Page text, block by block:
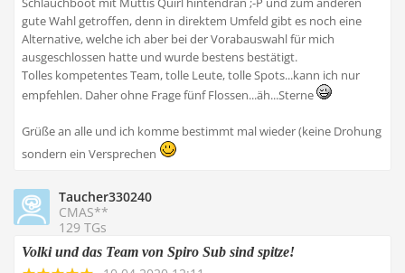
gute Wahl getroffen, denn in direktem Umfeld gibt es noch eine
Alternative, welche ich aber bei der Vorabauswahl für mich
ausgeschlossen hatte und wurde bestens bestätigt.
Tolles kompetentes Team, tolle Leute, tolle Spots...kann ich nur
empfehlen. Daher ohne Frage fünf Flossen...äh...Sterne
Grüße an alle und ich komme bestimmt mal wieder (keine Drohung
sondern ein Versprechen
Taucher330240
CMAS**
129 TGs
Volki und das Team von Spiro Sub sind spitze!